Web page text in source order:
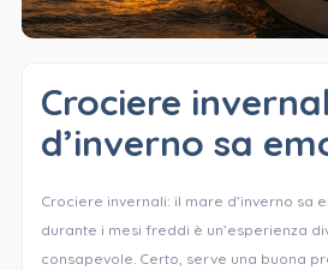
Crociere
d’inverno sa
Crociere invernali: il mare d’inverno sa
durante i mesi freddi è un’esperienza
consapevole. Certo, serve una buona